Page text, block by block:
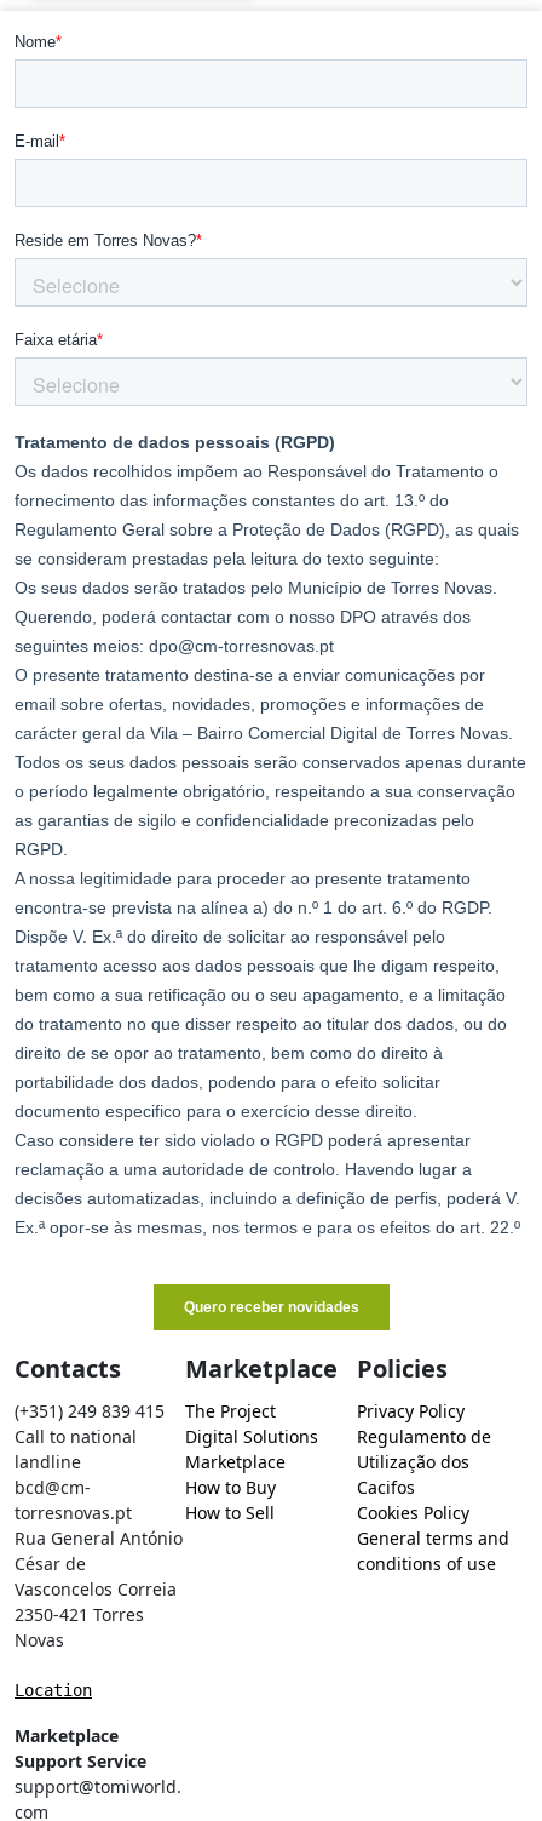
Contacts
(+351) 249 839 415
Call to national
landline
bcd@cm-
torresnovas.pt
Rua General António
César de
Vasconcelos Correia
2350-421 Torres
Novas
Location
Marketplace
Support Service
support@tomiworld.
com
Marketplace
The Project
Digital Solutions
Marketplace
How to Buy
How to Sell
Policies
Privacy Policy
Regulamento de
Utilização dos
Cacifos
Cookies Policy
General terms and
conditions of use